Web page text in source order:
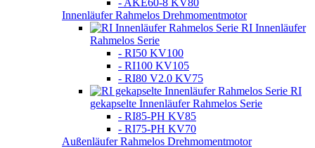
- AKE60-8 KV80
Innenläufer Rahmelos Drehmomentmotor
RI Innenläufer
Rahmelos Serie
- RI50 KV100
- RI100 KV105
- RI80 V2.0 KV75
RI
gekapselte Innenläufer Rahmelos Serie
- RI85-PH KV85
- RI75-PH KV70
Außenläufer Rahmelos Drehmomentmotor